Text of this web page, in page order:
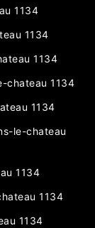
1134
1134
1134
chateau 1134
1134
le-chateau
1134
1134
1134